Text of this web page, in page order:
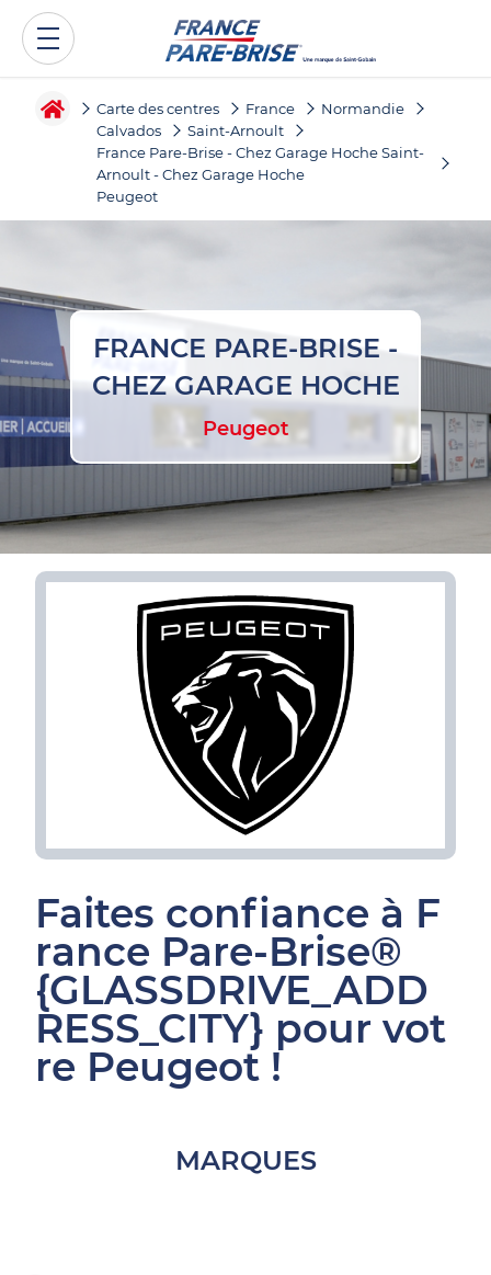
Carte des centres France
Normandie
Calvados
Saint-Arnoult
France Pare-Brise - Chez Garage Hoche Saint-
Arnoult - Chez Garage Hoche
Peugeot
FRANCE PARE-BRISE -
CHEZ GARAGE HOCHE
Peugeot
Faites confiance à F
rance Pare-Brise®
{GLASSDRIVE_ADD
RESS_CITY} pour vot
re Peugeot !
MARQUES